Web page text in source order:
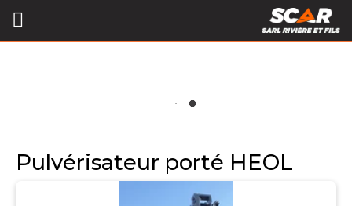
Pulvérisateur porté HEOL